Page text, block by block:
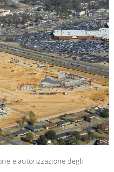
e autorizzazione degli